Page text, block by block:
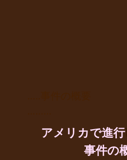
アメリカで進
事件の